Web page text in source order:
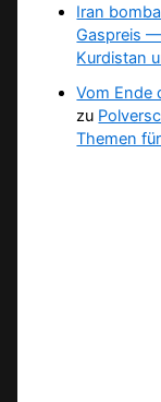
Iran
Gaspreis
Kurdistan
Vom Ende
zu
Themen